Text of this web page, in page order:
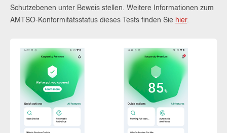
Schutzebenen unter Beweis stellen. Weitere Informationen zum
AMTSO-Konformitätsstatus dieses Tests finden Sie hier.